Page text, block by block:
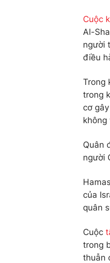
Cuộc
Al-
người
điều
Trong
trong
cơ
không
Quân
người
của
quân
Cuộc
trong
thuẫn